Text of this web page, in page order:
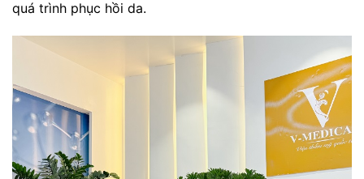
quá trình phục hồi da.